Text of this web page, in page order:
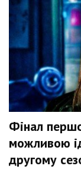
Фінал
можливою
другому